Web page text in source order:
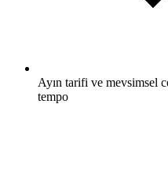
Ayın tarifi ve mevsimsel
tempo